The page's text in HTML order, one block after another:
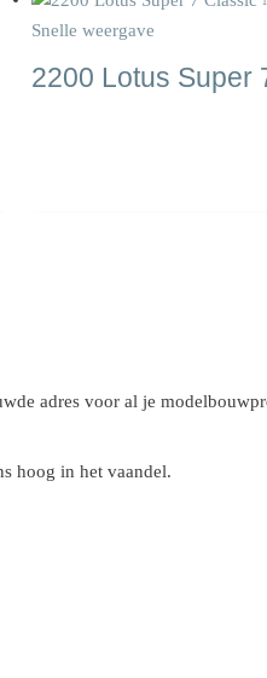
Snelle weergave
2200 Lotus Super
adres voor al je
hoog in het vaandel.